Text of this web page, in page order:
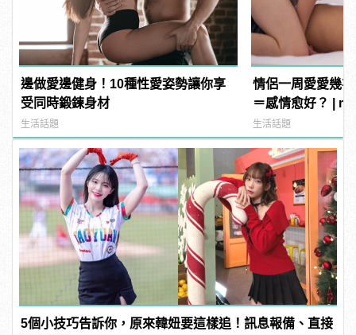
邊做愛邊健身！10種性愛姿勢讓你享
受同時鍛鍊身材
生活話題
情侶一周愛愛幾
＝感情愈好？ |
男
生活話題
5個小技巧告訴你，原來韓妞要這樣追！訊息報備、直接